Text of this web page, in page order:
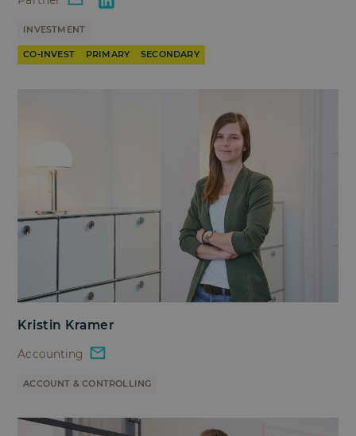
INVESTMENT
CO-INVEST PRIMARY SECONDARY
Kristin Kramer
Accounting
ACCOUNT & CONTROLLING